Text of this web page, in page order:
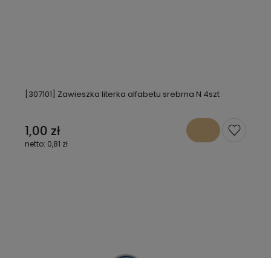
[307101] Zawieszka literka alfabetu srebrna N 4szt
1,00 zł
0,81 zł